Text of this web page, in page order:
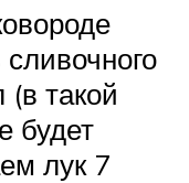
(в такой
будет
лук 7